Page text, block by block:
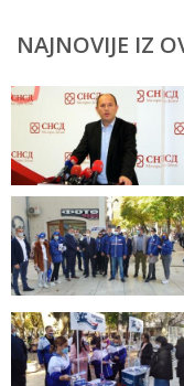
NAJNOVIJE IZ